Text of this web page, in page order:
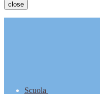
close
Scuola